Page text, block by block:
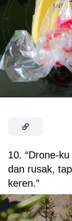
10. “Drone-
dan rusak,
keren.”